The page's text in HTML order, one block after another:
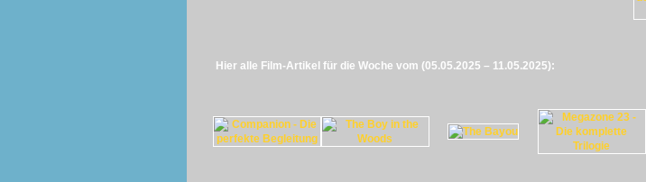
Hier alle Film-Artikel für die Woche vom (05.05.2025 – 11.05.2025):